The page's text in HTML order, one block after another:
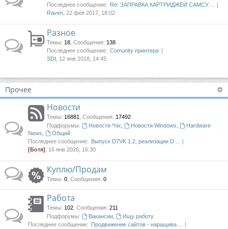
Последнее сообщение: Re: ЗАПРАВКА КАРТРИДЖЕЙ САМСУ…
Raven , 22 фев 2017, 18:02
Разное
Темы: 18 Сообщения: 138
Последнее сообщение: Comunity принтера
SDI , 12 янв 2018, 14:45
Прочее
Новости
Темы: 16881 Сообщения: 17492
Подфорумы:
Новости *nix Новости Windows
Hardware
News
Общий
Последнее сообщение: Выпуск D7VK 1.2, реализации D…
[Ботя] , 16 янв 2026, 16:30
Куплю/Продам
Темы: 0 Сообщения: 0
Работа
Темы: 102 Сообщения: 211
Подфорумы:
Вакансии,
Ищу работу
Последнее сообщение: Продвижение сайтов - наращива…